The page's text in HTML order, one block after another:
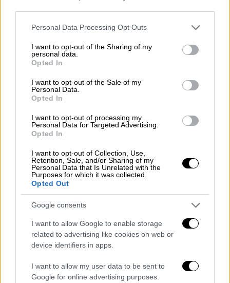
Please note that this website/app uses one or more Google
not limited to your visit or usage behaviour. You may click to
grant or deny consent to Google and its third-party tags to
use your data for below specified purposes in below Google
consent section.
Personal Data Processing Opt Outs
I want to opt-out of the Sharing of my
personal data.
Opted In
I want to opt-out of the Sale of my
Personal Data.
Opted In
I want to opt-out of processing my
Personal Data for Targeted Advertising.
Opted In
I want to opt-out of Collection, Use,
Retention, Sale, and/or Sharing of my
Personal Data that Is Unrelated with the
Purposes for which it was collected.
Opted Out
Google consents
I want to allow Google to enable storage
related to advertising like cookies on web or
device identifiers in apps.
I want to allow my user data to be sent to
Google for online advertising purposes.
Εντοπίστηκε σε ψυγείο το νεκρό
έμβρυο στη Σόλωνος: Τα σενάρια των
Αρχών - Αναμένεται νεκροψία
Διόνυσο
δωμάτια του σπιτιού2.500 ευρώ
τιμαλφή
αξίας 6.000 ευρώκαιχρυσές λίρες
αξίας
2.000 ευρώ και τα απέσπασαν.
Από άλλο δωμάτιο της οικίας άρπαξαν
6.800
ευρώ καιτιμαλφή 90.000 ευρώ. Στη συνέχεια
κατευθύνθηκαν προς το υπόγειο όπου
βρήκαν άλλα20.000 ευρώ
σε τσάντα.